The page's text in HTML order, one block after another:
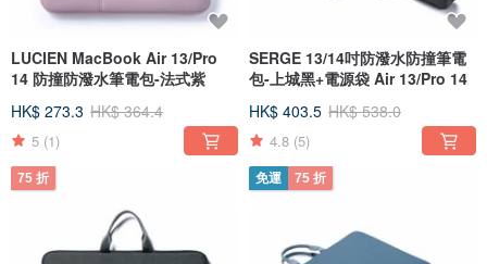
LUCIEN MacBook Air 13/Pro
14 防撞防潑水筆電包-法式紫
HK$ 273.3 HK$ 364.4
5 (1)
SERGE 13/14吋防潑水防撞筆電
包-上城黑+電源袋 Air 13/Pro 14
HK$ 403.5 HK$ 538.0
4.8 (5)
75 折 免運 75 折